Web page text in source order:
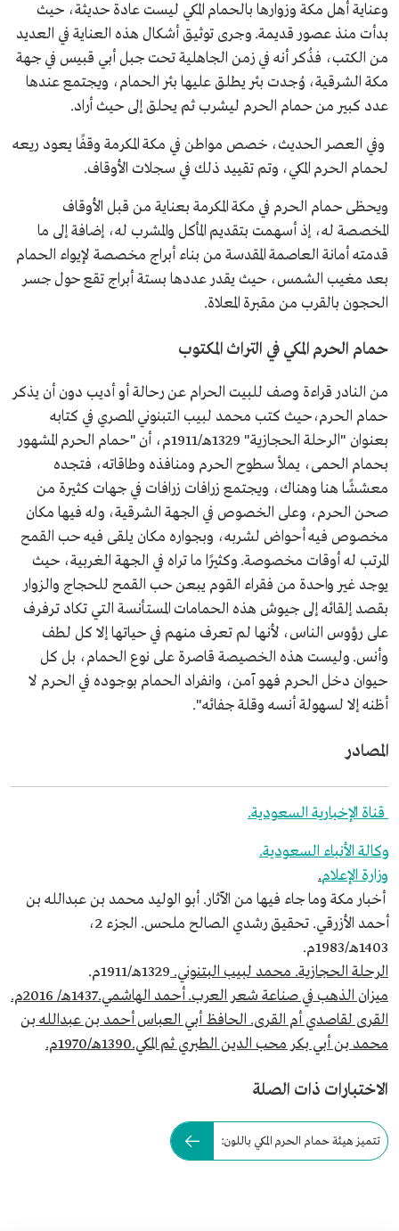
وعناية أهل مكة وزوارها بالحمام المكي ليست عادة حديثة، حيث
بدأت منذ عصور قديمة. وجرى توثيق أشكال هذه العناية في العديد
من الكتب، فذُكر أنه في زمن الجاهلية تحت جبل أبي قبيس في جهة
مكة الشرقية، وُجدت بئر يطلق عليها بئر الحمام، ويجتمع عندها
عدد كبير من حمام الحرم ليشرب ثم يحلق إلى حيث أراد.
وفي العصر الحديث، خصص مواطن في مكة المكرمة وقفًا يعود ريعه
لحمام الحرم المكي، وتم تقييد ذلك في سجلات الأوقاف.
ويحظى حمام الحرم في مكة المكرمة بعناية من قبل الأوقاف
المخصصة له، إذ أسهمت بتقديم المأكل والمشرب له، إضافة إلى ما
قدمته أمانة العاصمة المقدسة من بناء أبراج مخصصة لإيواء الحمام
بعد مغيب الشمس، حيث يقدر عددها بستة أبراج تقع حول جسر
الحجون بالقرب من مقبرة المعلاة.
حمام الحرم المكي في التراث المكتوب
من النادر قراءة وصف للبيت الحرام عن رحالة أو أديب دون أن يذكر
حمام الحرم،حيث كتب محمد لبيب التبنوني المصري في كتابه
بعنوان "الرحلة الحجازية" 1329هـ/1911م، أن "حمام الحرم المشهور
بحمام الحمى، يملأ سطوح الحرم ومنافذه وطاقاته، فتجده
معششًا هنا وهناك، ويجتمع زرافات زرافات في جهات كثيرة من
صحن الحرم، وعلى الخصوص في الجهة الشرقية، وله فيها مكان
مخصوص فيه أحواض لشربه، وبجواره مكان يلقى فيه حب القمح
المرتب له أوقات مخصوصة. وكثيرًا ما تراه في الجهة الغربية، حيث
يوجد غير واحدة من فقراء القوم يبعن حب القمح للحجاج والزوار
بقصد إلقائه إلى جيوش هذه الحمامات المستأنسة التي تكاد ترفرف
على رؤوس الناس، لأنها لم تعرف منهم في حياتها إلا كل لطف
وأنس. وليست هذه الخصيصة قاصرة على نوع الحمام، بل كل
حيوان دخل الحرم فهو آمن، وانفراد الحمام بوجوده في الحرم لا
أظنه إلا لسهولة أنسه وقلة جفائه".
المصادر
قناة الإخبارية السعودية.
وكالة الأنباء السعودية.
وزارة الإعلام.
أخبار مكة وما جاء فيها من الآثار. أبو الوليد محمد بن عبدالله بن
أحمد الأزرقي. تحقيق رشدي الصالح ملحس. الجزء 2،
1403هـ/1983م.
الرحلة الحجازية. محمد لبيب البتنوني. 1329هـ/1911م.
ميزان الذهب في صناعة شعر العرب. أحمد الهاشمي.1437هـ/ 2016م.
القرى لقاصدي أم القرى. الحافظ أبي العباس أحمد بن عبدالله بن
محمد بن أبي بكر محب الدين الطبري ثم المكي.1390هـ/1970م.
الاختبارات ذات الصلة
تتميز هيئة حمام الحرم المكي باللون: